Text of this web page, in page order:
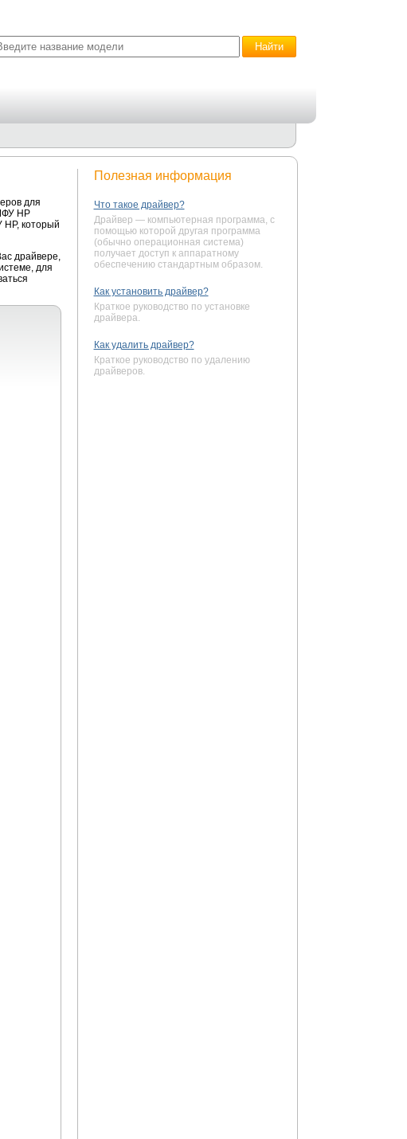
для
HP
который
драйвере,
для
Полезная информация
Что такое драйвер?
Драйвер — компьютерная программа, с
помощью которой другая программа
(обычно операционная система)
получает доступ к аппаратному
обеспечению стандартным образом.
Как установить драйвер?
Краткое руководство по установке
драйвера.
Как удалить драйвер?
Краткое руководство по удалению
драйверов.